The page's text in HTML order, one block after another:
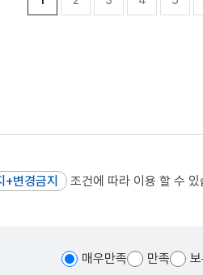
변경금지 조건에 따라 이용 할 수 있
매우만족 만족